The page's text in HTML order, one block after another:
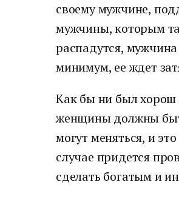
своему мужчине,
мужчины, которым
распадутся,
минимум, ее ждет
Как бы ни был хорош
женщины должны
могут меняться, и
случае придется
сделать богатым и